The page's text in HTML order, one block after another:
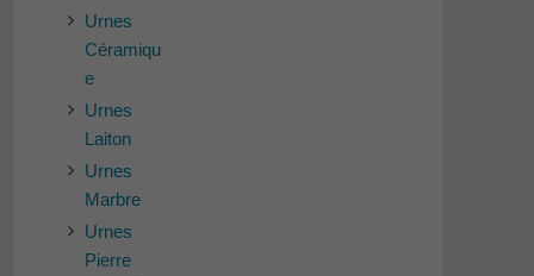
Urnes
Céramiqu
e
Urnes
Laiton
Urnes
Marbre
Urnes
Pierre